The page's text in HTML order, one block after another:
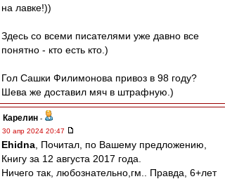
на лавке!))
Здесь со всеми писателями уже давно все
понятно - кто есть кто.)
Гол Сашки Филимонова привоз в 98 году?
Шева же доставил мяч в штрафную.)
Карелин -
30 апр 2024 20:47
Ehidna , Почитал, по Вашему предложению,
Книгу за 12 августа 2017 года.
Ничего так, любознательно,гм.. Правда, 6+лет